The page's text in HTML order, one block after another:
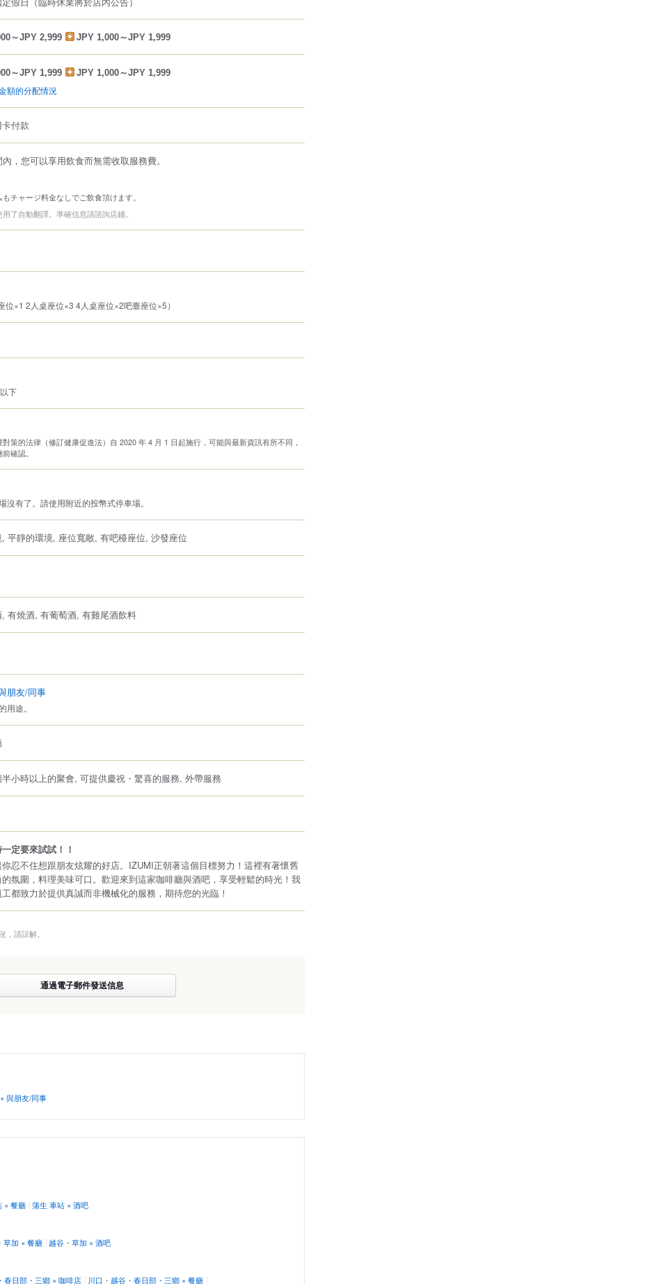
～JPY 2,999 JPY 1,000～JPY 1,999
～JPY 1,999 JPY 1,000～JPY 1,999
額的分配情況
付款
，您可以享用飲食而無需收取服務費。
チャージ料金なしでご飲食頂けます。
了自動翻譯。準確信息請諮詢店鋪。
位×1 2人桌座位×3 4人桌座位×2吧臺座位×5）
下
策的法律（修訂健康促進法）自 2020 年 4 月 1 日起施行，可能與最新資訊有所不同，
確認。
沒有了。請使用附近的投幣式停車場。
平靜的環境, 座位寬敞, 有吧檯座位, 沙發座位
有燒酒, 有葡萄酒, 有雞尾酒飲料
朋友/同事
用途。
小時以上的聚會, 可提供慶祝・驚喜的服務, 外帶服務
定要來試試！！
忍不住想跟朋友炫耀的好店。IZUMI正朝著這個目標努力！這裡有著懷舊
氛圍，料理美味可口。歡迎來到這家咖啡廳與酒吧，享受輕鬆的時光！我
都致力於提供真誠而非機械化的服務，期待您的光臨！
請諒解。
通過電子郵件發送信息
與朋友/同事
× 餐廳 蒲生 車站 × 酒吧
草加 × 餐廳 越谷・草加 × 酒吧
春日部・三鄉 × 咖啡店 川口・越谷・春日部・三鄉 × 餐廳